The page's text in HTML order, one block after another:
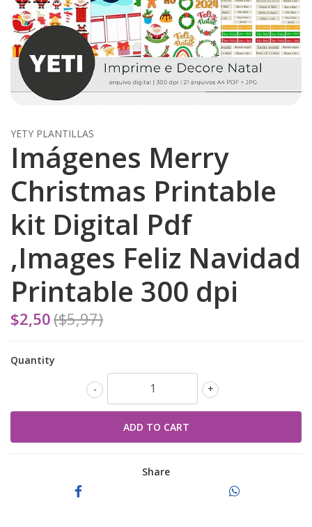
YETY PLANTILLAS
Imágenes Merry
Christmas Printable
kit Digital Pdf
,Images Feliz Navidad
Printable 300 dpi
$2,50($5,97)
Quantity
+
-
Share